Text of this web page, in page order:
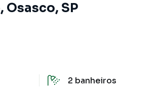
SP
2 banheiros